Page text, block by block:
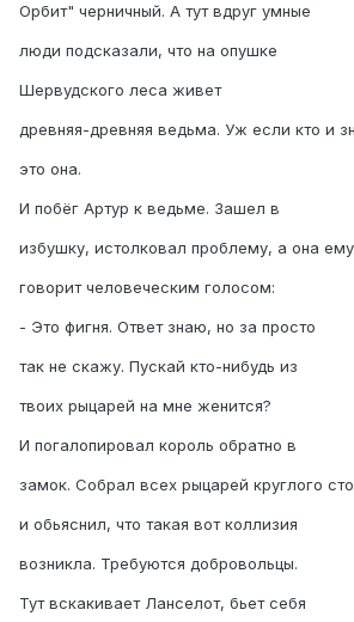
Орбит" черничный. А тут вдруг умные
люди подсказали, что на опушке
Шервудского леса живет
древняя-древняя ведьма. Уж если кто и
это она.
И побёг Артур к ведьме. Зашел в
избушку, истолковал проблему, а она
говорит человеческим голосом:
- Это фигня. Ответ знаю, но за просто
так не скажу. Пускай кто-нибудь из
твоих рыцарей на мне женится?
И погалопировал король обратно в
замок. Собрал всех рыцарей круглого
и обьяснил, что такая вот коллизия
возникла. Требуются добровольцы.
Тут вскакивает Ланселот, бьет себя